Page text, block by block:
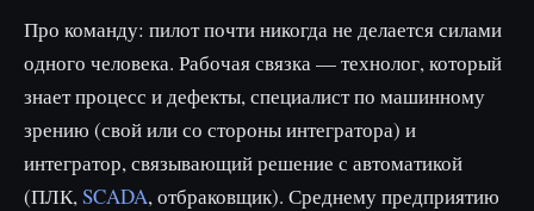
Про команду: пилот почти никогда не делается силами
одного человека. Рабочая связка — технолог, который
знает процесс и дефекты, специалист по машинному
зрению (свой или со стороны интегратора) и
интегратор, связывающий решение с автоматикой
(ПЛК,SCADA, отбраковщик). Среднему предприятию